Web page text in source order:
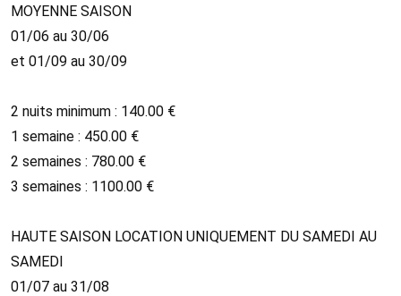
MOYENNE SAISON
01/06 au 30/06
et 01/09 au 30/09
2 nuits minimum : 140.00 €
1 semaine : 450.00 €
2 semaines : 780.00 €
3 semaines : 1100.00 €
HAUTE SAISON LOCATION UNIQUEMENT DU SAMEDI AU
SAMEDI
01/07 au 31/08